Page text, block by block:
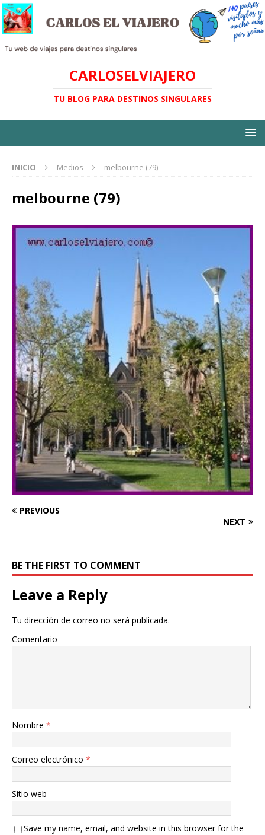
CARLOSELVIAJERO
TU BLOG PARA DESTINOS SINGULARES
INICIO Medios melbourne (79)
melbourne (79)
PREVIOUS
NEXT
BE THE FIRST TO COMMENT
Leave a Reply
Tu dirección de correo no será publicada.
Comentario
Nombre *
Correo electrónico *
Sitio web
Save my name, email, and website in this browser for the